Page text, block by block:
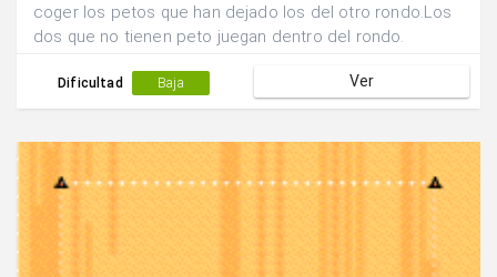
coger los petos que han dejado los del otro rondo.Los
dos que no tienen peto juegan dentro del rondo.
Dificultad Baja Ver